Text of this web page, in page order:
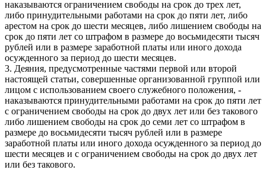
наказываются ограничением свободы на срок до трех лет,
либо принудительными работами на срок до пяти лет, либо
арестом на срок до шести месяцев, либо лишением свободы на
срок до пяти лет со штрафом в размере до восьмидесяти тысяч
рублей или в размере заработной платы или иного дохода
осужденного за период до шести месяцев.
3. Деяния, предусмотренные частями первой или второй
настоящей статьи, совершенные организованной группой или
лицом с использованием своего служебного положения, -
наказываются принудительными работами на срок до пяти лет
с ограничением свободы на срок до двух лет или без такового
либо лишением свободы на срок до семи лет со штрафом в
размере до восьмидесяти тысяч рублей или в размере
заработной платы или иного дохода осужденного за период до
шести месяцев и с ограничением свободы на срок до двух лет
или без такового.